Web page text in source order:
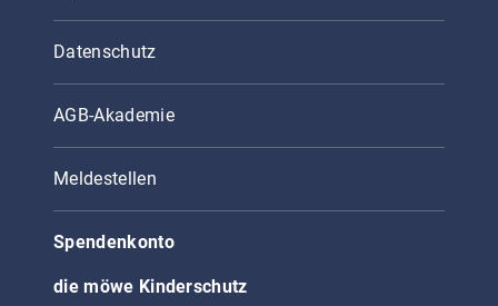
Datenschutz
AGB-Akademie
Meldestellen
Spendenkonto
die möwe Kinderschutz